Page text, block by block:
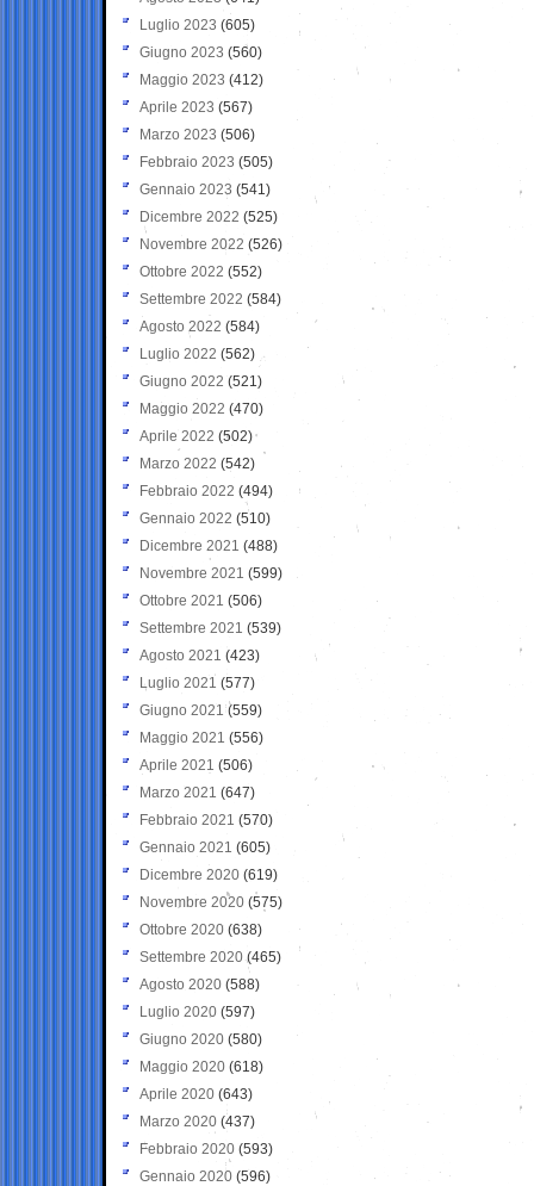
Luglio 2023 (605)
Giugno 2023 (560)
Maggio 2023 (412)
Aprile 2023 (567)
Marzo 2023 (506)
Febbraio 2023 (505)
Gennaio 2023 (541)
Dicembre 2022 (525)
Novembre 2022 (526)
Ottobre 2022 (552)
Settembre 2022 (584)
Agosto 2022 (584)
Luglio 2022 (562)
Giugno 2022 (521)
Maggio 2022 (470)
Aprile 2022 (502)
Marzo 2022 (542)
Febbraio 2022 (494)
Gennaio 2022 (510)
Dicembre 2021 (488)
Novembre 2021 (599)
Ottobre 2021 (506)
Settembre 2021 (539)
Agosto 2021 (423)
Luglio 2021 (577)
Giugno 2021(559)
Maggio 2021 (556)
Aprile 2021 (506)
Marzo 2021 (647)
Febbraio 2021 (570)
Gennaio 2021 (605)
Dicembre 2020 (619)
Novembre 2020 (575)
Ottobre 2020 (638)
Settembre 2020(465)
Agosto 2020 (588)
Luglio 2020 (597)
Giugno 2020 (580)
Maggio 2020 (618)
Aprile 2020 (643)
Marzo 2020 (437)
Febbraio 2020 (593)
Gennaio 2020 (596)